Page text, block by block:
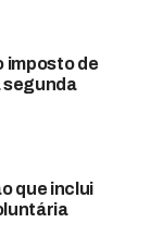
imposto de
segunda
que inclui